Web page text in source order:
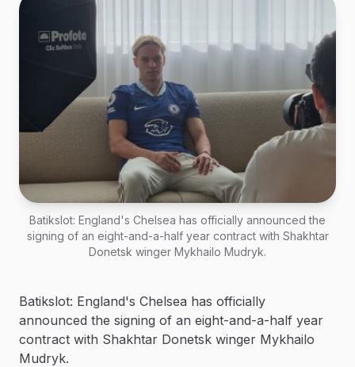
Batikslot: England's Chelsea has officially announced the
signing of an eight-and-a-half year contract with Shakhtar
Donetsk winger Mykhailo Mudryk.
Batikslot: England's Chelsea has officially
announced the signing of an eight-and-a-half year
contract with Shakhtar Donetsk winger Mykhailo
Mudryk.